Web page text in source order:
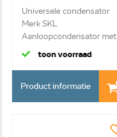
Universele condensator
Merk SKL
Aanloopcondensator met
kab...
toon voorraad
Product informatie